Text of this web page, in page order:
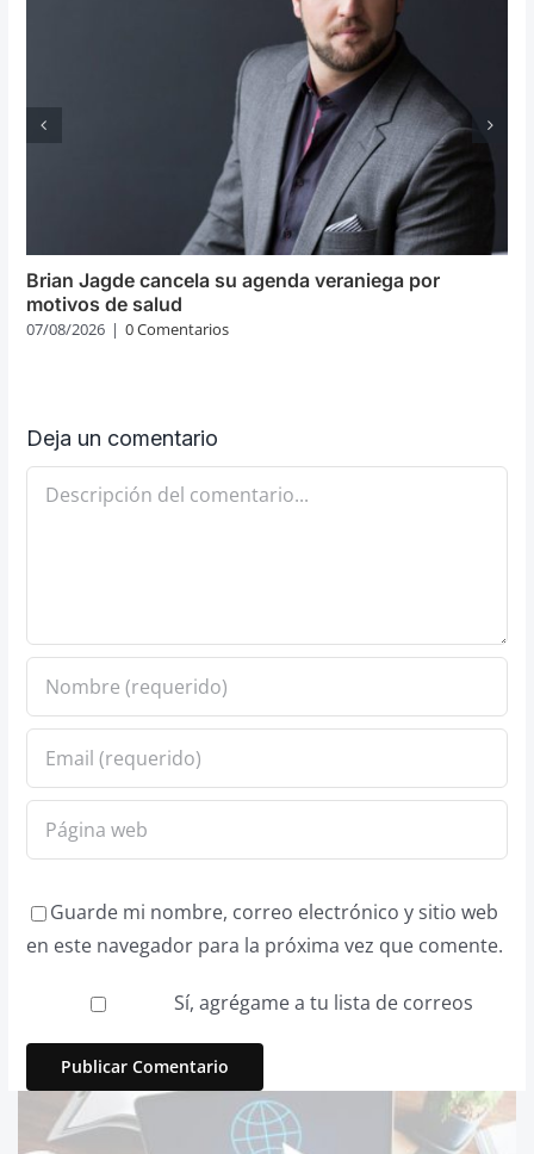
Brian Jagde cancela su agenda veraniega por
motivos de salud
07/08/2026 | 0 Comentarios
Deja un comentario
Comentario
Guarde mi nombre, correo electrónico y sitio web
en este navegador para la próxima vez que comente.
Sí, agrégame a tu lista de correos